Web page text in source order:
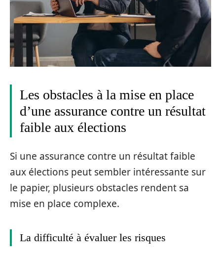
Les obstacles à la mise en place
d’une assurance contre un résultat
faible aux élections
Si une assurance contre un résultat faible
aux élections peut sembler intéressante sur
le papier, plusieurs obstacles rendent sa
mise en place complexe.
La difficulté à évaluer les risques